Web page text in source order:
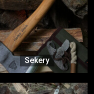
Sekery